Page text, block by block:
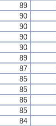
89
90
90
90
90
89
87
85
85
86
85
84